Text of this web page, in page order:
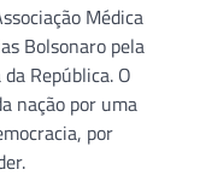
Médica
Bolsonaro pela
República. O
nação por uma
por